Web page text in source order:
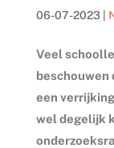
06-07-2023|
Veel
een
wel degelijk